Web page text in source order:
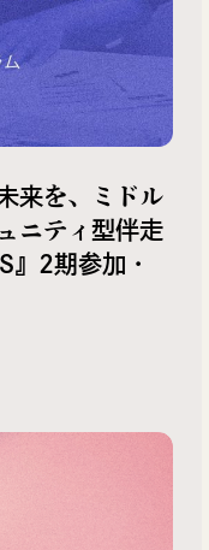
来を、ミドル
ニティ型伴走
』2期参加・